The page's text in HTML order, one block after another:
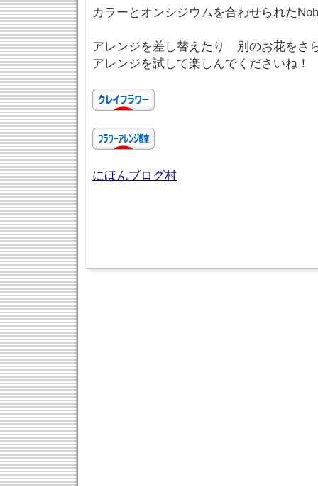
カラーとオンシジウムを合わせられた
アレンジを差し替えたり 別のお花をさ
アレンジを試して楽しんでくださいね！
にほんブログ村